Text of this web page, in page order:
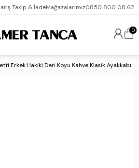
Takip & İadeMağazalarımız0850 800 08 62
0
Erkek Hakiki Deri Koyu Kahve Klasik Ayakkabı